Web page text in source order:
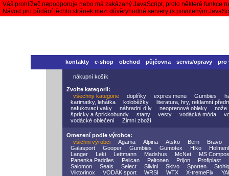
Váš prohlížeč nepodporuje nebo má zakázaný JavaScript, proto některé funkce
Návod pro přidání těchto stránek mezi důvěryhodné servery (s povoleným
kontakty e-shop obchod půjčovna servis/opravy pro
nákupní košík
Zvolte kategorii:
všechny kategorie
doplňky expres menu Gumbies
karimatky, lehátka
koloběžky
literatura, hry, reklamní
nafukovací vaky
náhradní díly neoprenové obleky
nože
špricky a šprickobundy
stany vesty vodácká móda
vodácké oblečení
Zimní zboží
Omezení podle výrobce:
všichni výrobci
Agama Alpina Atsko Bern
Bravo
Galasport
Gooper Gumbies Gumotex Hiko
Langer
Leki Lettmann Madshus McNet
MS
Panenka Paddles
Pelican Peltonen Prijon Profiplast
Salomon
Seals Select Silvini Skivo Sporten
Viktorinox
VODÁK sport WRSI WTX X-tremeFix